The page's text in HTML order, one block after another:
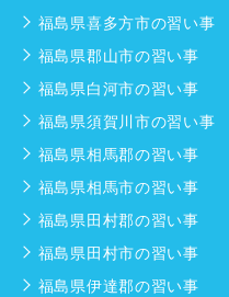
福島県喜多方市の習い事
福島県郡山市の習い事
福島県白河市の習い事
福島県須賀川市の習い事
福島県相馬郡の習い事
福島県相馬市の習い事
福島県田村郡の習い事
福島県田村市の習い事
福島県伊達郡の習い事